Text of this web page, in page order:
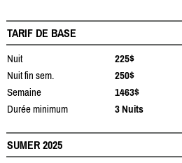
TARIF DE BASE
Nuit
225$
Nuit fin sem.
250$
Semaine
1463$
Durée minimum
3 Nuits
SUMER 2025